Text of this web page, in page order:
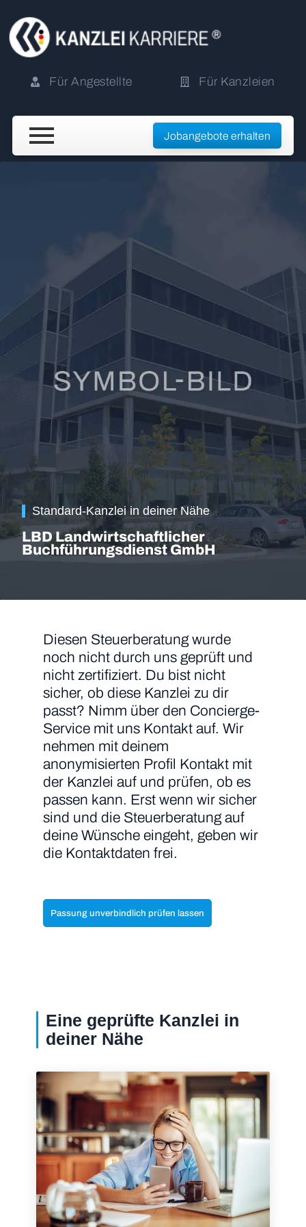
Für Angestellte Für Kanzleien
Jobangebote erhalten
Standard-Kanzlei in deiner Nähe
LBD Landwirtschaftlicher
Buchführungsdienst GmbH
Diesen Steuerberatung wurde
noch nicht durch uns geprüft und
nicht zertifiziert. Du bist nicht
sicher, ob diese Kanzlei zu dir
passt? Nimm über den Concierge-
Service mit uns Kontakt auf. Wir
nehmen mit deinem
anonymisierten Profil Kontakt mit
der Kanzlei auf und prüfen, ob es
passen kann. Erst wenn wir sicher
sind und die Steuerberatung auf
deine Wünsche eingeht, geben wir
die Kontaktdaten frei.
Passung unverbindlich prüfen lassen
Eine geprüfte Kanzlei in
deiner Nähe